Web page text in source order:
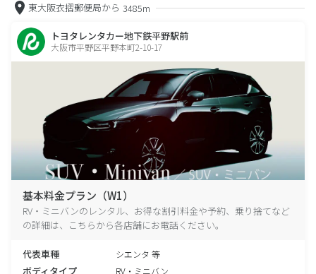
東大阪衣摺郵便局から 3485m
トヨタレンタカー地下鉄平野駅前
大阪市平野区平野本町2-10-17
基本料金プラン（W1）
RV・ミニバンのレンタル、お得な割引料金や予約、乗り捨てなど
の詳細は、こちらから各店舗にお電話ください。
代表車種 シエンタ 等
ボディタイプ RV・ミニバン